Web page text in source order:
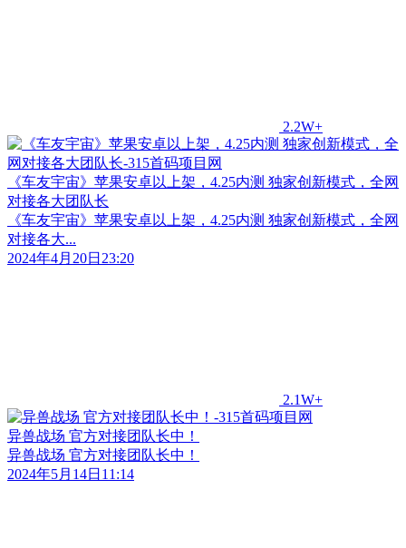
2.2W+
《车友宇宙》苹果安卓以上架，4.25内测 独家创新模式，全网
对接各大团队长
《车友宇宙》苹果安卓以上架，4.25内测 独家创新模式，全网
对接各大...
2024年4月20日23:20
2.1W+
异兽战场 官方对接团队长中！
异兽战场 官方对接团队长中！
2024年5月14日11:14